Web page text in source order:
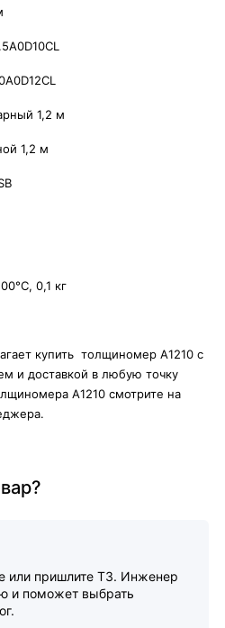
1,2 м
1,2 м
0,1 кг
купить толщиномер А1210 с
и доставкой в любую точку
А1210 смотрите на
или пришлите ТЗ. Инженер
и поможет выбрать